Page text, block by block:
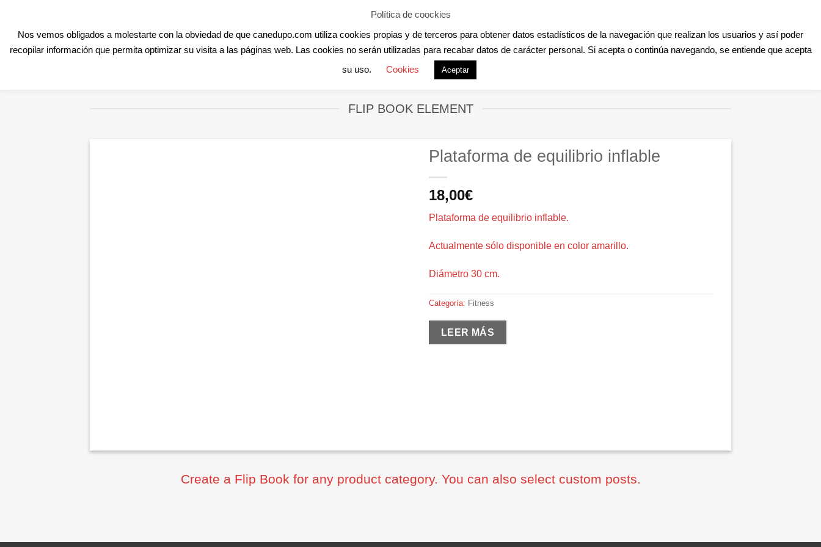
content
INICIO CLASES PRIVADAS ONLINE CANEDUPO CURSOS ONLINE MASCOTIENDA CONSULTORÍA DIGITAL ¿QUÉ ES EL AGILITY?
FLIP BOOK ELEMENT
Plataforma de equilibrio inflable
18,00€
Plataforma de equilibrio inflable.
Actualmente sólo disponible en color amarillo.
Diámetro 30 cm.
Categoría: Fitness
LEER MÁS
Create a Flip Book for any product category. You can also select custom posts.
Política de coockies
Nos vemos obligados a molestarte con la obviedad de que canedupo.com utiliza cookies propias y de terceros para obtener datos estadísticos de la navegación que realizan los usuarios y así poder
recopilar información que permita optimizar su visita a las páginas web. Las cookies no serán utilizadas para recabar datos de carácter personal. Si acepta o continúa navegando, se entiende que acepta
su uso.
Cookies Aceptar